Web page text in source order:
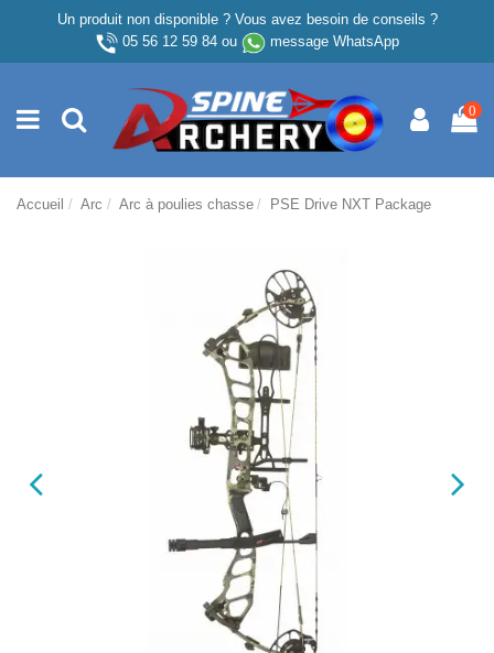
Un produit non disponible ? Vous avez besoin de conseils ?
05 56 12 59 84ou message WhatsApp
0
Accueil Arc Arc à poulies chasse PSE Drive NXT Package